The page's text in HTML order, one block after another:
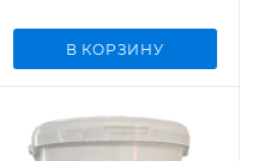
В КОРЗИНУ